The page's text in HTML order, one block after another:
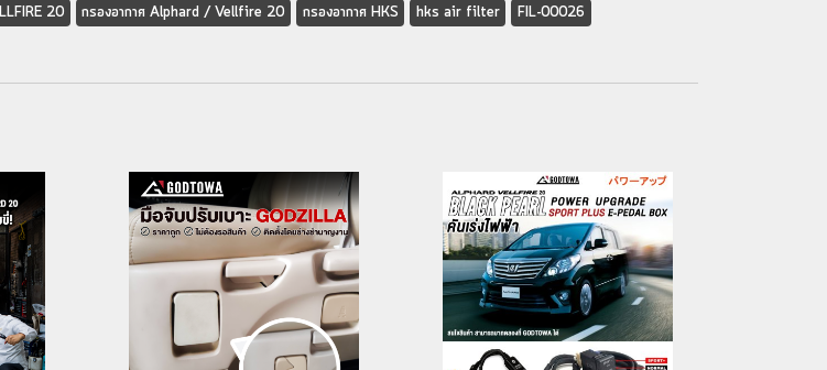
20 กรองอากาศ Alphard / Vellfire 20 กรองอากาศ HKS hks air filter FIL-00026